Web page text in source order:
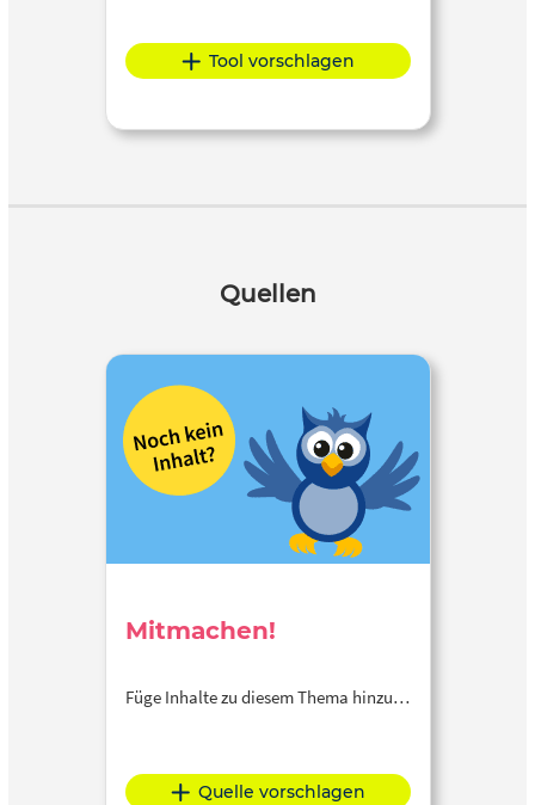
Tool vorschlagen
Quellen
Mitmachen!
Füge Inhalte zu diesem Thema hinzu…
Quelle vorschlagen